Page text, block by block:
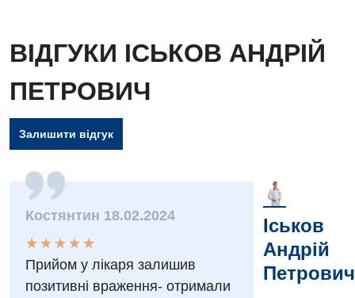
Заходи БПР
Інтернатура
Енциклопедія
Програма лояльності
Діагностика
Ендоскопічне відділення
Інструментальна діагностика
ВІДГУКИ ІСЬКОВ АНДРІЙ
ПЕТРОВИЧ
Залишити відгук
Костянтин 18.02.2024
★
★
★
★
★
★ ★ ★ ★ ★
Прийом у лікаря залишив
позитивні враження- отримали
Іськов
Андрій
Петрович